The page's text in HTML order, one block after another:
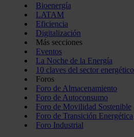
Bioenergía
LATAM
Eficiencia
Digitalización
Más secciones
Eventos
La Noche de la Energía
10 claves del sector energético
Foros
Foro de Almacenamiento
Foro de Autoconsumo
Foro de Movilidad Sostenible
Foro de Transición Energética
Foro Industrial